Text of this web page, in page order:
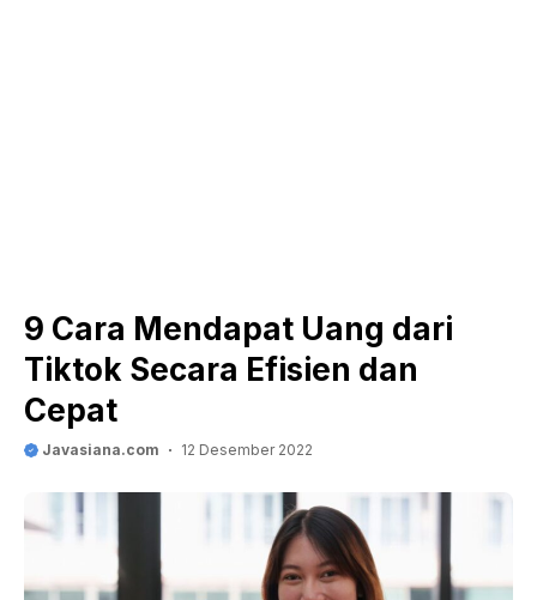
9 Cara Mendapat Uang dari
Tiktok Secara Efisien dan
Cepat
Javasiana.com 12 Desember 2022